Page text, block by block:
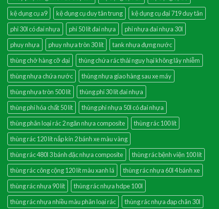
kệ dụng cụ a9
kệ dụng cụ duy tân trung
kệ dụng cụ đại 719 duy tân
phi 30l có đai nhựa
phi 50 lít đai nhựa
phi nhựa đai nhựa 30l
phuy nhựa
phuy nhựa tròn 30 lít
tank nhựa đựng nước
thùng chở hàng cỡ đại
thùng chứa rác thải nguy hại không lây nhiễm
thùng nhựa chứa nước
thùng nhựa giao hàng sau xe máy
thùng nhựa tròn 500 lít
thùng phi 30 lít đai nhựa
thùng phi hóa chất 50 lít
thùng phi nhựa 50l có đai nhựa
thùng phân loại rác 2 ngăn nhựa composite
thùng rác 100 lít
thùng rác 120 lít nắp kín 2 bánh xe màu vàng
thùng rác 480l 3 bánh đặc nhựa composite
thùng rác bệnh viện 100 lít
thùng rác công cộng 120 lít màu xanh lá
thùng rác nhựa 60l 4 bánh xe
thùng rác nhựa 90 lít
thùng rác nhựa hdpe 100l
thùng rác nhựa nhiều màu phân loại rác
thùng rác nhựa đạp chân 30l